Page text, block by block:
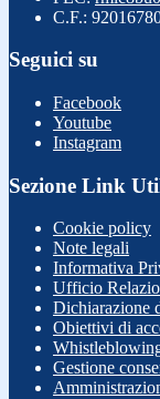
C.F.:
Seguici su
Facebook
Youtube
Instagram
Sezione Link
Cookie policy
Note legali
Informativa
Ufficio
Dichiarazione
Obiettivi di
Gestione